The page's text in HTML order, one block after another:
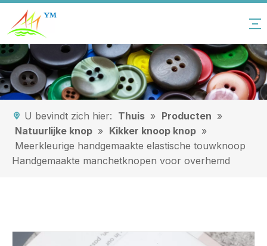
U bevindt zich hier: Thuis » Producten »
Natuurlijke knop » Kikker knoop knop »
Meerkleurige handgemaakte elastische touwknoop
Handgemaakte manchetknopen voor overhemd